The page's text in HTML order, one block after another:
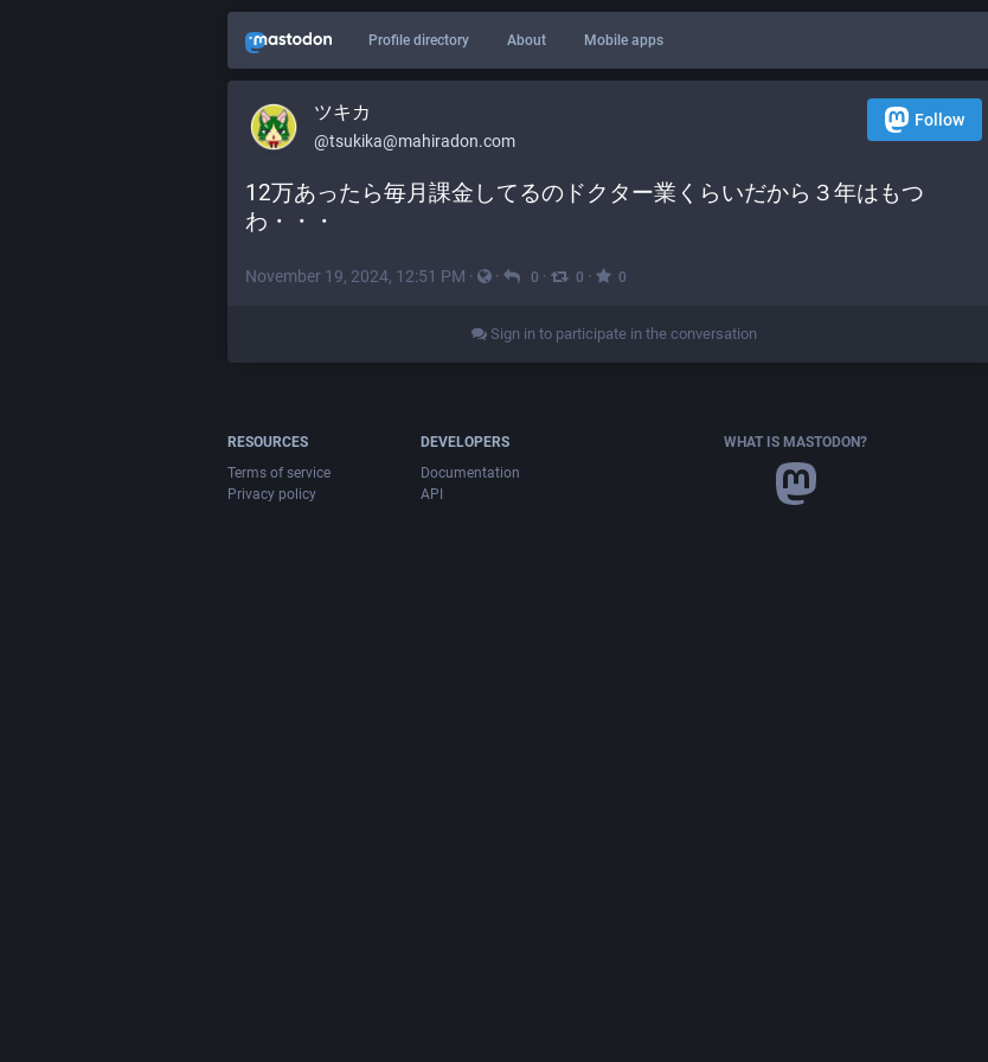
Profile directory About Mobile apps
ツキカ
@tsukika@mahiradon.com
Follow
12万あったら毎月課金してるのドクター業くらいだから３年はもつ
わ・・・
November 19, 2024, 12:51 PM · · 0 · 0 · 0
Sign in to participate in the conversation
RESOURCES
Terms of service
Privacy policy
DEVELOPERS
Documentation
API
WHAT IS MASTODON?